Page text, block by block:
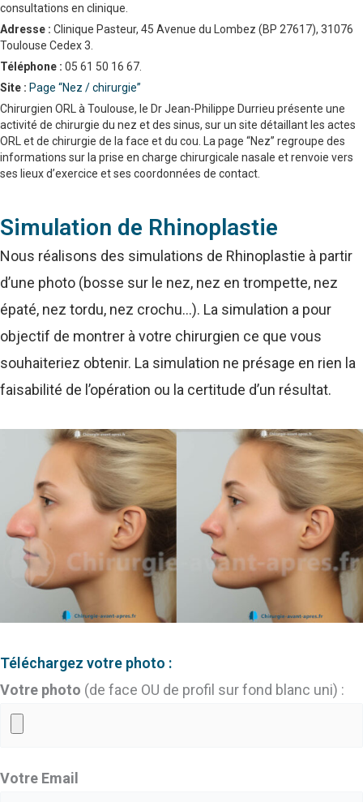
consultations en clinique.
Adresse : Clinique Pasteur, 45 Avenue du Lombez (BP 27617), 31076
Toulouse Cedex 3.
Téléphone : 05 61 50 16 67.
Site : Page “Nez / chirurgie”
Chirurgien ORL à Toulouse, le Dr Jean-Philippe Durrieu présente une
activité de chirurgie du nez et des sinus, sur un site détaillant les actes
ORL et de chirurgie de la face et du cou. La page “Nez” regroupe des
informations sur la prise en charge chirurgicale nasale et renvoie vers
ses lieux d’exercice et ses coordonnées de contact.
Simulation de Rhinoplastie
Nous réalisons des simulations de Rhinoplastie à partir
d’une photo (bosse sur le nez, nez en trompette, nez
épaté, nez tordu, nez crochu…). La simulation a pour
objectif de montrer à votre chirurgien ce que vous
souhaiteriez obtenir. La simulation ne présage en rien la
faisabilité de l’opération ou la certitude d’un résultat.
Téléchargez votre photo :
Votre photo (de face OU de profil sur fond blanc uni) :
Votre Email